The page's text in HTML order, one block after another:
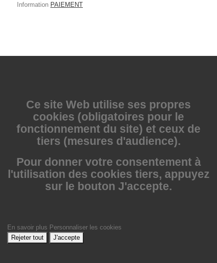
Information PAIEMENT
Ce site Web utilise ses propres
cookies (obligatoires pour le
fonctionnement du site) et ceux de
tiers (mesures d'audience).
Pour donner votre consentement à
l'utilisation des cookies tiers, appuyez
sur le bouton J'accepte.
En savoir plus Personnaliser les cookies
Rejeter tout
J'accepte